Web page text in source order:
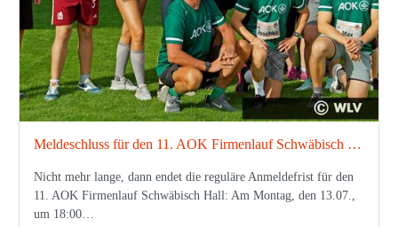
Meldeschluss für den 11. AOK Firmenlauf Schwäbisch Hall am Montag um 18 Uhr
Nicht mehr lange, dann endet die reguläre Anmeldefrist für den
11. AOK Firmenlauf Schwäbisch Hall: Am Montag, den 13.07.,
um 18:00…